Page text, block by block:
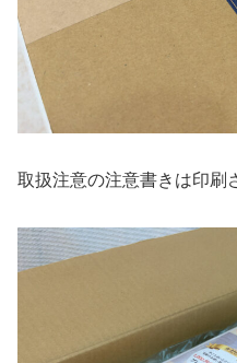
取扱注意の注意書きは印刷